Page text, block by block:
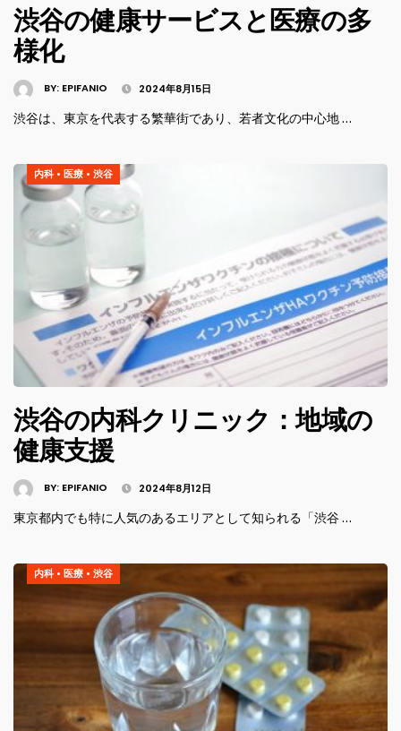
渋谷の健康サービスと医療の多
様化
BY: EPIFANIO 2024年8月15日
渋谷は、東京を代表する繁華街であり、若者文化の中心地 …
内科 • 医療 • 渋谷
渋谷の内科クリニック：地域の
健康支援
BY: EPIFANIO 2024年8月12日
東京都内でも特に人気のあるエリアとして知られる「渋谷 …
内科 • 医療 • 渋谷